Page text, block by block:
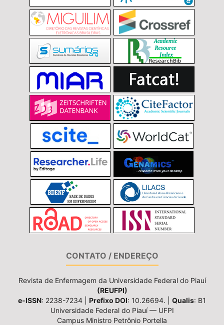
CONTATO / ENDEREÇO
Revista de Enfermagem da Universidade Federal do Piauí
(REUFPI)
e-ISSN: 2238-7234 | Prefixo DOI: 10.26694. | Qualis: B1
Universidade Federal do Piauí — UFPI
Campus Ministro Petrônio Portella